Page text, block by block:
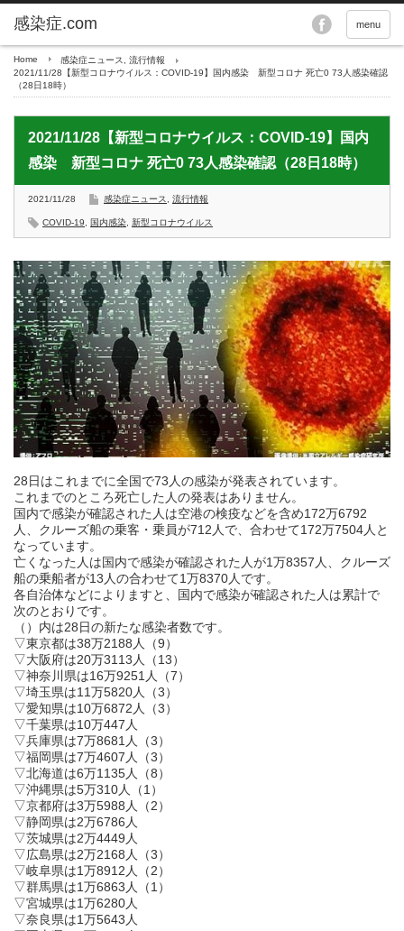
menu
Home 感染症ニュース
流行情報
2021/11/28【新型コロナウイルス：COVID-19】国内感染 新型コロナ 死亡0 73人感染確認
（28日18時）
2021/11/28【新型コロナウイルス：COVID-19】国内
感染 新型コロナ 死亡0 73人感染確認（28日18時）
2021/11/28 感染症ニュース 流行情報
COVID-19 国内感染 新型コロナウイルス
28日はこれまでに全国で73人の感染が発表されています。
これまでのところ死亡した人の発表はありません。
国内で感染が確認された人は空港の検疫などを含め172万6792
人、クルーズ船の乗客・乗員が712人で、合わせて172万7504人と
なっています。
亡くなった人は国内で感染が確認された人が1万8357人、クルーズ
船の乗船者が13人の合わせて1万8370人です。
各自治体などによりますと、国内で感染が確認された人は累計で
次のとおりです。
（）内は28日の新たな感染者数です。
▽東京都は38万2188人（9）
▽大阪府は20万3113人（13）
▽神奈川県は16万9251人（7）
▽埼玉県は11万5820人（3）
▽愛知県は10万6872人（3）
▽千葉県は10万447人
▽兵庫県は7万8681人（3）
▽福岡県は7万4607人（3）
▽北海道は6万1135人（8）
▽沖縄県は5万310人（1）
▽京都府は3万5988人（2）
▽静岡県は2万6786人
▽茨城県は2万4449人
▽広島県は2万2168人（3）
▽岐阜県は1万8912人（2）
▽群馬県は1万6863人（1）
▽宮城県は1万6280人
▽奈良県は1万5643人